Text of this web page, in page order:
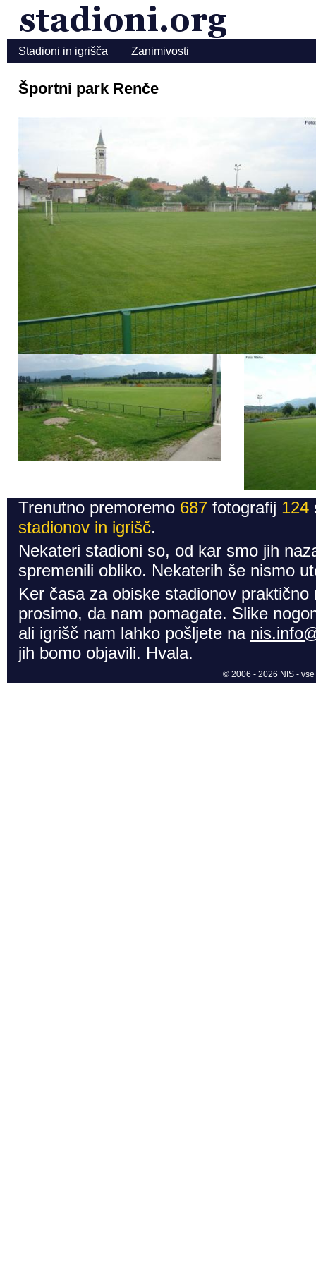
Stadioni in igrišča Zanimivosti
Športni park Renče
Trenutno premoremo 687 fotografij 124
stadionov in igrišč.
Nekateri stadioni so, od kar smo jih
spremenili obliko. Nekaterih še nismo
Ker časa za obiske stadionov
prosimo, da nam pomagate. Slike
ali igrišč nam lahko pošljete na
jih bomo objavili. Hvala.
© 2006 - 2026 NIS -